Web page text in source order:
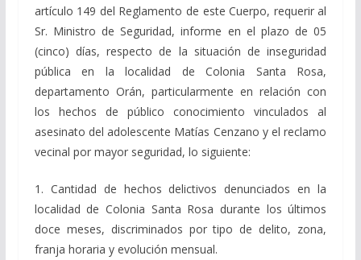
artículo 149 del Reglamento de este Cuerpo, requerir al
Sr. Ministro de Seguridad, informe en el plazo de 05
(cinco) días, respecto de la situación de inseguridad
pública en la localidad de Colonia Santa Rosa,
departamento Orán, particularmente en relación con
los hechos de público conocimiento vinculados al
asesinato del adolescente Matías Cenzano y el reclamo
vecinal por mayor seguridad, lo siguiente:
1. Cantidad de hechos delictivos denunciados en la
localidad de Colonia Santa Rosa durante los últimos
doce meses, discriminados por tipo de delito, zona,
franja horaria y evolución mensual.